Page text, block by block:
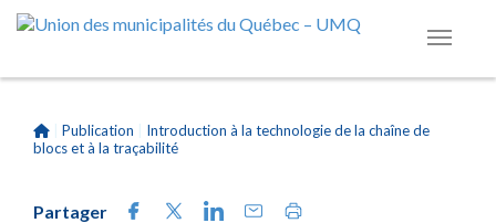
Publication
Introduction à la technologie de la chaîne de
blocs et à la traçabilité
Partager